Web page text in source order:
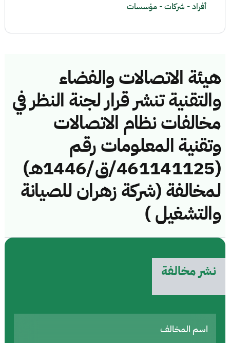
هيئة الاتصالات والفضاء
والتقنية تنشر قرار لجنة النظر في
مخالفات نظام الاتصالات
وتقنية المعلومات رقم
(461141125/ق/1446هـ)
لمخالفة (شركة زهران للصيانة
والتشغيل )
نشر مخالفة
اسم المخالف
أفراد - شركات - مؤسسات